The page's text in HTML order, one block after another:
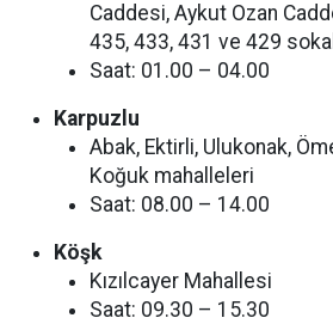
Caddesi, Aykut Ozan
435, 433, 431 ve 429
Saat: 01.00 – 04.00
Karpuzlu
Abak, Ektirli, Ulukonak,
Koğuk mahalleleri
Saat: 08.00 – 14.00
Köşk
Kızılcayer Mahallesi
Saat: 09.30 – 15.30